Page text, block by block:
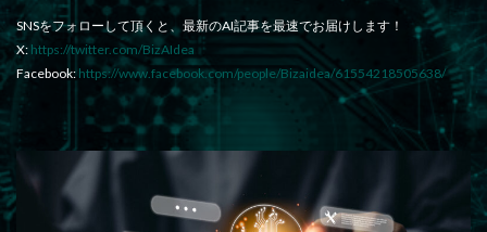
SNSをフォローして頂くと、最新のAI記事を最速でお届けします！
X: https://twitter.com/BizAIdea
Facebook: https://www.facebook.com/people/Bizaidea/61554218505638/